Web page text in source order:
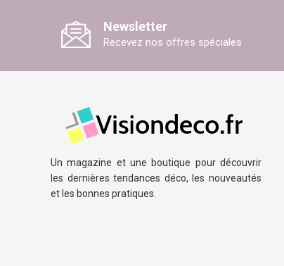
Newsletter
Recevez nos offres spéciales
Un magazine et une boutique pour découvrir
les dernières tendances déco, les nouveautés
et les bonnes pratiques.